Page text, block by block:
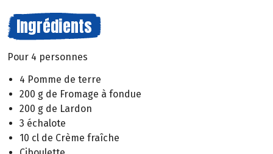
Ingrédients
Pour 4 personnes
4 Pomme de terre
200 g de Fromage à fondue
200 g de Lardon
3 échalote
10 cl de Crème fraîche